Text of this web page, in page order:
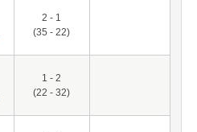
2 - 1
(35 - 22)
1 - 2
(22 - 32)